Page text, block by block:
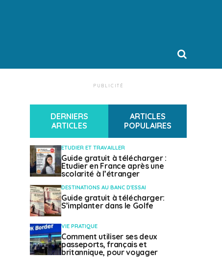
PUBLICITÉ
DERNIERS
ARTICLES
ARTICLES
POPULAIRES
ETUDIER ET TRAVAILLER
Guide gratuit à télécharger :
Etudier en France après une
scolarité à l’étranger
DESTINATIONS AU BANC D'ESSAI
Guide gratuit à télécharger:
S’implanter dans le Golfe
VIE PRATIQUE
Comment utiliser ses deux
passeports, français et
britannique, pour voyager